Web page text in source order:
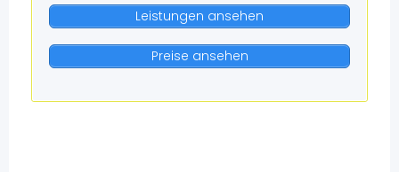
Leistungen ansehen
Preise ansehen